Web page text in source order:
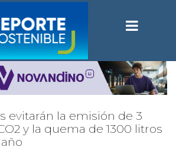
evitarán la emisión de 3
y la quema de 1300 litros